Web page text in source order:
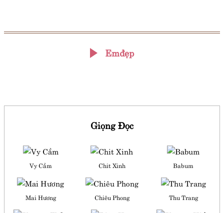
Emđẹp
Giọng Đọc
Vy Cầm Chit Xinh Babum
Mai Hương Chiêu Phong Thu Trang